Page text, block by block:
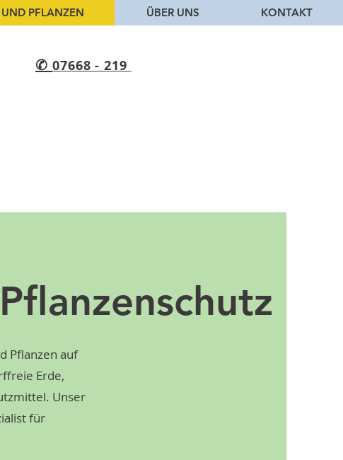
PFLANZEN ÜBER UNS KONTAKT
✆ 07668 - 219
Pflanzen auf
Erde,
Unser
für